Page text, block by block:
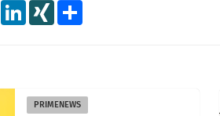
WhatsAppLinkedInXING
PRIMENEWS